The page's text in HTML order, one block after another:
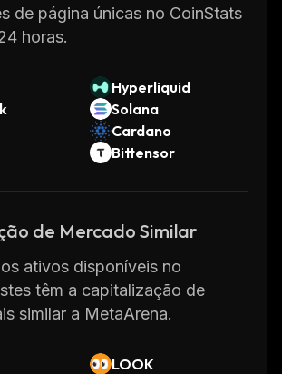
de página únicas no CoinStats
horas.
Hyperliquid
Solana
Cardano
Bittensor
de Mercado Similar
ativos disponíveis no
têm a capitalização de
similar a MetaArena.
LOOK